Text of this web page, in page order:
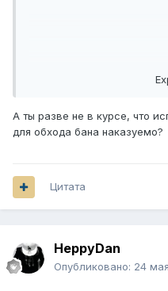
А ты разве не в курсе, что
для обхода бана наказуемо?
Цитата
HeppyDan
Опубликовано: 24